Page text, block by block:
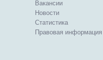
Вакансии
Новости
Статистика
Правовая информация